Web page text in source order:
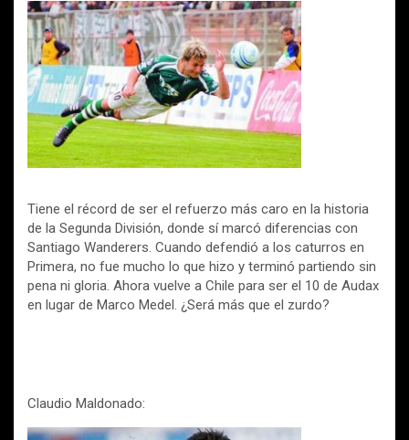
Tiene el récord de ser el refuerzo más caro en la historia
de la Segunda División, donde sí marcó diferencias con
Santiago Wanderers. Cuando defendió a los caturros en
Primera, no fue mucho lo que hizo y terminó partiendo sin
pena ni gloria. Ahora vuelve a Chile para ser el 10 de Audax
en lugar de Marco Medel. ¿Será más que el zurdo?
Claudio Maldonado: